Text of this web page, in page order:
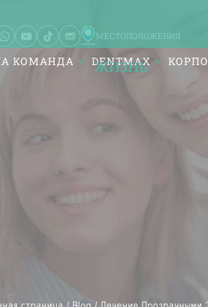
КОМАНДА DENTMAX
МЕСТОПОЛОЖЕНИЯ